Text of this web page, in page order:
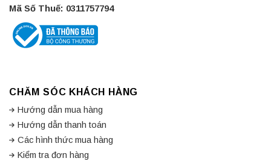
Mã Số Thuế: 0311757794
CHĂM SÓC KHÁCH HÀNG
Hướng dẫn mua hàng
Hướng dẫn thanh toán
Các hình thức mua hàng
Kiểm tra đơn hàng